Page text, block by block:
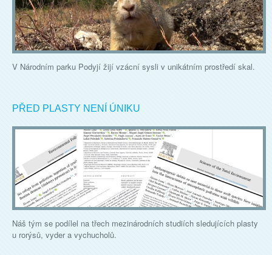
V Národním parku Podyjí žijí vzácní sysli v unikátním prostředí skal.
PŘED PLASTY NENÍ ÚNIKU
Náš tým se podílel na třech mezinárodních studiích sledujících plasty
u rorýsů, vyder a vychucholů.